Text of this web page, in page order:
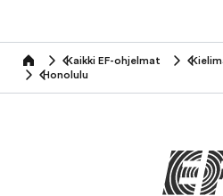
home Kaikki EF-ohjelmat
Honolulu